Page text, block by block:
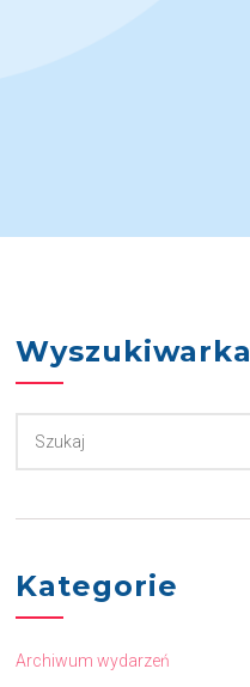
Wyszukiwarka
Kategorie
Archiwum wydarzeń